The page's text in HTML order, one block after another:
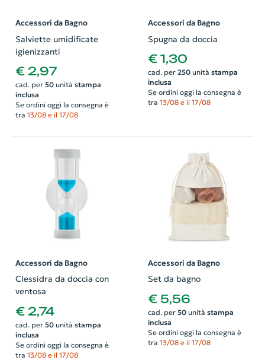
Accessori da Bagno
Salviette umidificate
igienizzanti
€ 2,97
cad. per 50unità stampa
inclusa
Se ordini oggi la consegna è
tra 13/08 e il 17/08
Accessori da Bagno
Spugna da doccia
€ 1,30
cad. per 250unità stampa
inclusa
Se ordini oggi la consegna è
tra 13/08 e il 17/08
Accessori da Bagno
Clessidra da doccia con
ventosa
€ 2,74
cad. per 50unità stampa
inclusa
Se ordini oggi la consegna è
tra 13/08 e il 17/08
Accessori da Bagno
Set da bagno
€ 5,56
cad. per 50unità stampa
inclusa
Se ordini oggi la consegna è
tra 13/08 e il 17/08